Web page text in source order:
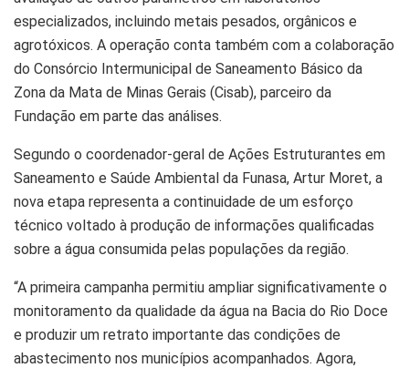
especializados, incluindo metais pesados, orgânicos e
agrotóxicos. A operação conta também com a colaboração
do Consórcio Intermunicipal de Saneamento Básico da
Zona da Mata de Minas Gerais (Cisab), parceiro da
Fundação em parte das análises.
Segundo o coordenador-geral de Ações Estruturantes em
Saneamento e Saúde Ambiental da Funasa, Artur Moret, a
nova etapa representa a continuidade de um esforço
técnico voltado à produção de informações qualificadas
sobre a água consumida pelas populações da região.
“A primeira campanha permitiu ampliar significativamente o
monitoramento da qualidade da água na Bacia do Rio Doce
e produzir um retrato importante das condições de
abastecimento nos municípios acompanhados. Agora,